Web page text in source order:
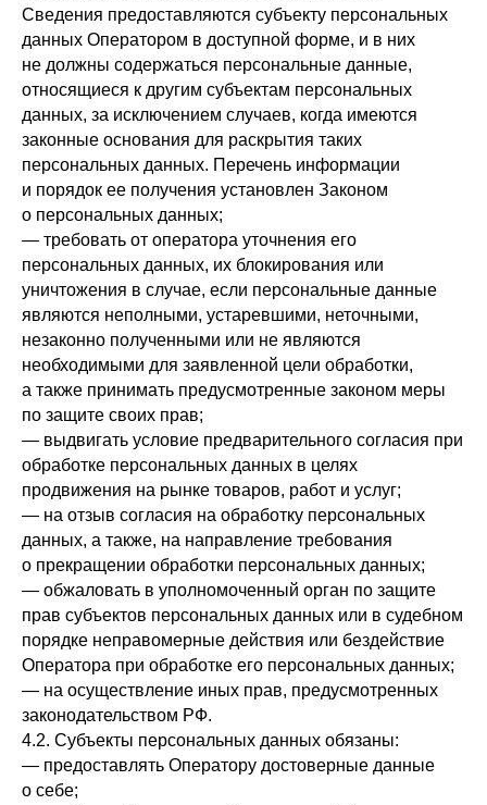
Сведения предоставляются субъекту персональных
данных Оператором в доступной форме, и в них
не должны содержаться персональные данные,
относящиеся к другим субъектам персональных
данных, за исключением случаев, когда имеются
законные основания для раскрытия таких
персональных данных. Перечень информации
и порядок ее получения установлен Законом
о персональных данных;
— требовать от оператора уточнения его
персональных данных, их блокирования или
уничтожения в случае, если персональные данные
являются неполными, устаревшими, неточными,
незаконно полученными или не являются
необходимыми для заявленной цели обработки,
а также принимать предусмотренные законом меры
по защите своих прав;
— выдвигать условие предварительного согласия при
обработке персональных данных в целях
продвижения на рынке товаров, работ и услуг;
— на отзыв согласия на обработку персональных
данных, а также, на направление требования
о прекращении обработки персональных данных;
— обжаловать в уполномоченный орган по защите
прав субъектов персональных данных или в судебном
порядке неправомерные действия или бездействие
Оператора при обработке его персональных данных;
— на осуществление иных прав, предусмотренных
законодательством РФ.
4.2. Субъекты персональных данных обязаны:
— предоставлять Оператору достоверные данные
о себе;